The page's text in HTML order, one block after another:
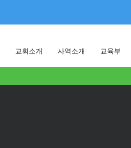
교회소개 사역소개 교육부